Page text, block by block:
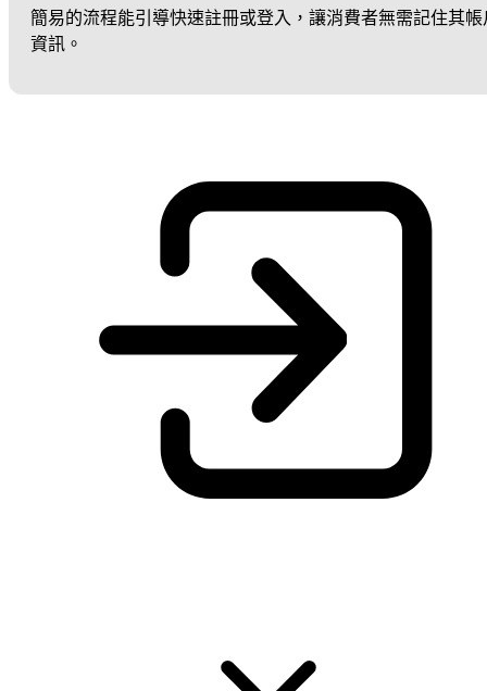
簡易的流程能引導快速註冊或登入，讓消費者無需記住其帳
資訊。